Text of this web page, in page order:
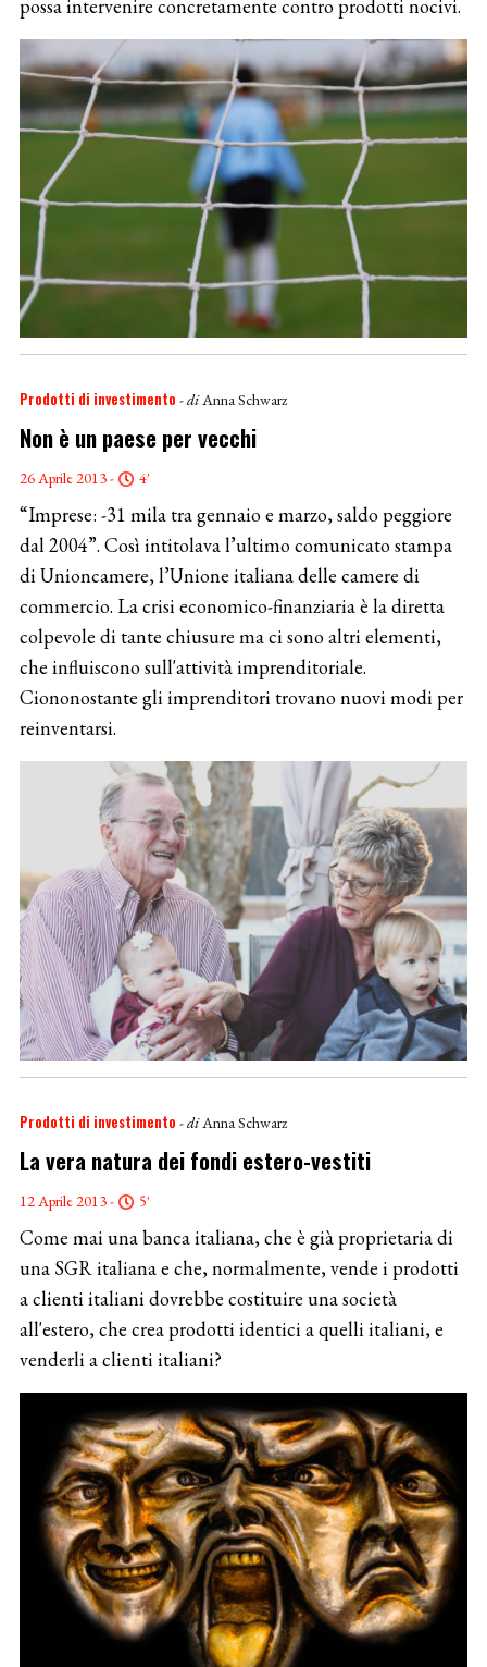
possa intervenire concretamente contro prodotti nocivi.
Prodotti di investimento - diAnna Schwarz
Non è un paese per vecchi
26 Aprile 2013 - 4'
“Imprese: -31 mila tra gennaio e marzo, saldo peggiore
dal 2004”. Così intitolava l’ultimo comunicato stampa
di Unioncamere, l’Unione italiana delle camere di
commercio. La crisi economico-finanziaria è la diretta
colpevole di tante chiusure ma ci sono altri elementi,
che influiscono sull'attività imprenditoriale.
Ciononostante gli imprenditori trovano nuovi modi per
reinventarsi.
Prodotti di investimento - diAnna Schwarz
La vera natura dei fondi estero-vestiti
12 Aprile 2013 - 5'
Come mai una banca italiana, che è già proprietaria di
una SGR italiana e che, normalmente, vende i prodotti
a clienti italiani dovrebbe costituire una società
all'estero, che crea prodotti identici a quelli italiani, e
venderli a clienti italiani?